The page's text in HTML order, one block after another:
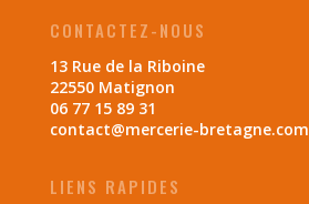
CONTACTEZ-NOUS
13 Rue de la Riboine
22550 Matignon
06 77 15 89 31
contact@mercerie-bretagne.com
LIENS RAPIDES